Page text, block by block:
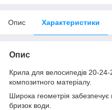
Опис Характеристики
Опис
Крила для велосипедів 20-24-
композитного матеріалу.
Широка геометрія забезпечує
бризок води.